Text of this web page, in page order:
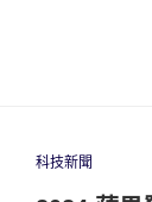
科技新聞